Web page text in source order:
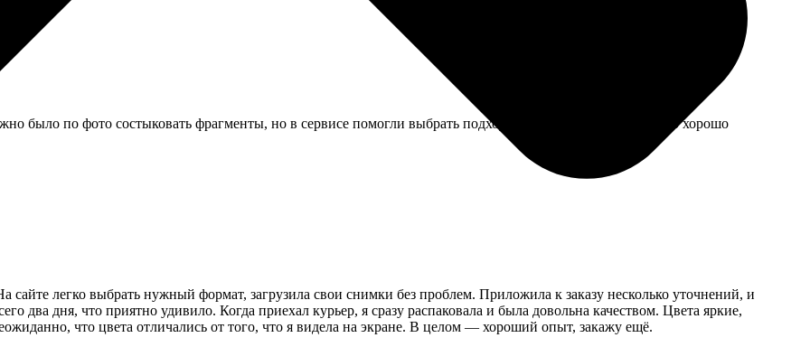
было по фото состыковать фрагменты, но в сервисе помогли выбрать подходящее изображение. Пришло хорошо
сайте легко выбрать нужный формат, загрузила свои снимки без проблем. Приложила к заказу несколько уточнений, и
два дня, что приятно удивило. Когда приехал курьер, я сразу распаковала и была довольна качеством. Цвета яркие,
что цвета отличались от того, что я видела на экране. В целом — хороший опыт, закажу ещё.